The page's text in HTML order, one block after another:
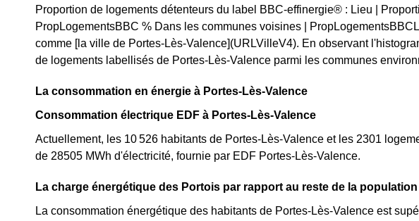
Proportion de logements détenteurs du label BBC-effinergie® : Lieu |
PropLogementsBBC % Dans les communes voisines |
comme [la ville de Portes-Lès-Valence](URLVilleV4). En observant
de logements labellisés de Portes-Lès-Valence parmi les communes
La consommation en énergie à Portes-Lès-Valence
Consommation électrique EDF à Portes-Lès-Valence
Actuellement, les 10 526 habitants de Portes-Lès-Valence et les 2301
de 28505 MWh d'électricité, fournie par EDF Portes-Lès-Valence.
La charge énergétique des Portois par rapport au reste de la population
La consommation énergétique des habitants de Portes-Lès-Valence est